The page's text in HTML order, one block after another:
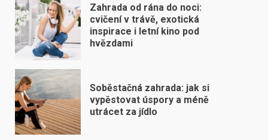
Zahrada od rána do noci:
cvičení v trávě, exotická
inspirace i letní kino pod
hvězdami
Soběstačná zahrada: jak si
vypěstovat úspory a méně
utrácet za jídlo